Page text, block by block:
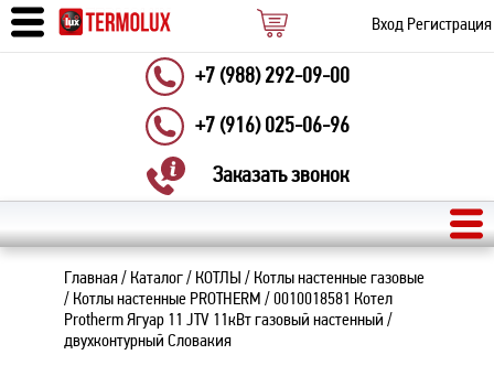
Вход Регистрация
+7 (988) 292-09-00
+7 (916) 025-06-96
Заказать звонок
Главная/ Каталог/ КОТЛЫ / Котлы настенные газовые
/ Котлы настенные PROTHERM / 0010018581 Котел
Protherm Ягуар 11 JТV 11кВт газовый настенный /
двухконтурный Словакия